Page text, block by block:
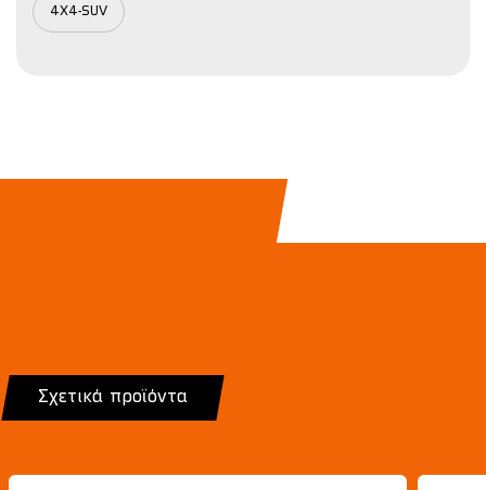
4X4-SUV
Σχετικά προϊόντα